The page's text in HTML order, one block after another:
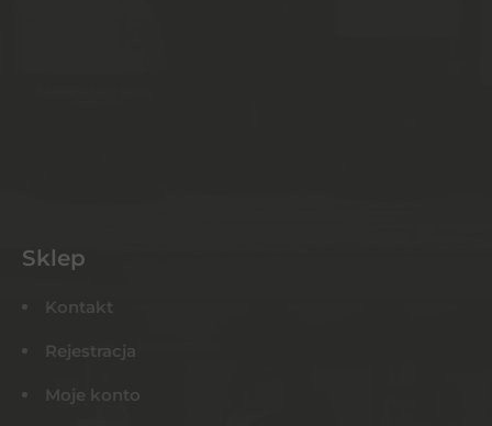
Sklep
Kontakt
Rejestracja
Moje konto